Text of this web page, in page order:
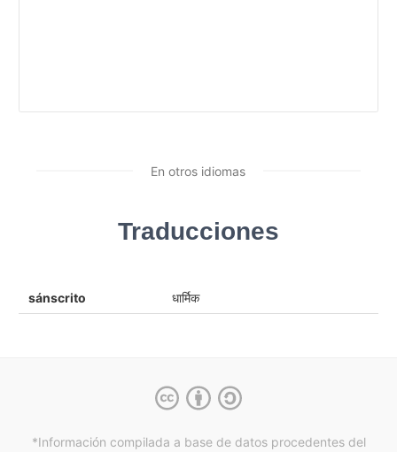
En otros idiomas
Traducciones
sánscrito धार्मिक
*Información compilada a base de datos procedentes del